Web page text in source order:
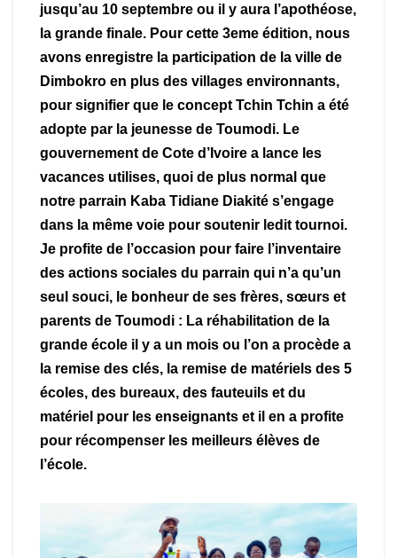
jusqu’au 10 septembre ou il y aura l’apothéose,
la grande finale. Pour cette 3eme édition, nous
avons enregistre la participation de la ville de
Dimbokro en plus des villages environnants,
pour signifier que le concept Tchin Tchin a été
adopte par la jeunesse de Toumodi. Le
gouvernement de Cote d’Ivoire a lance les
vacances utilises, quoi de plus normal que
notre parrain Kaba Tidiane Diakité s’engage
dans la même voie pour soutenir ledit tournoi.
Je profite de l’occasion pour faire l’inventaire
des actions sociales du parrain qui n’a qu’un
seul souci, le bonheur de ses frères, sœurs et
parents de Toumodi : La réhabilitation de la
grande école il y a un mois ou l’on a procède a
la remise des clés, la remise de matériels des 5
écoles, des bureaux, des fauteuils et du
matériel pour les enseignants et il en a profite
pour récompenser les meilleurs élèves de
l’école.